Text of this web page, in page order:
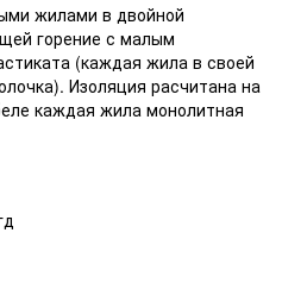
жилами в двойной
горение с малым
(каждая жила в своей
Изоляция расчитана на
каждая жила монолитная